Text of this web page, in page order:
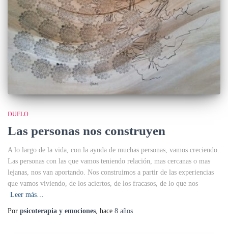
DUELO
Las personas nos construyen
A lo largo de la vida, con la ayuda de muchas personas, vamos creciendo.
Las personas con las que vamos teniendo relación, mas cercanas o mas
lejanas, nos van aportando. Nos construimos a partir de las experiencias
que vamos viviendo, de los aciertos, de los fracasos, de lo que nos
Leer más…
Por psicoterapia y emociones, hace 8 años